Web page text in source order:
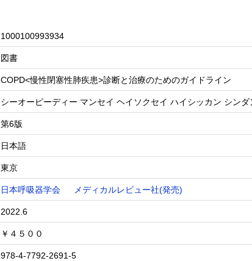
1000100993934
図書
COPD<慢性閉塞性肺疾患>診断と治療のためのガイドライン
シーオーピーディー マンセイ ヘイソクセイ ハイシッカン シン
第6版
日本語
東京
日本呼吸器学会 メディカルレビュー社(発売)
2022.6
￥４５００
978-4-7792-2691-5